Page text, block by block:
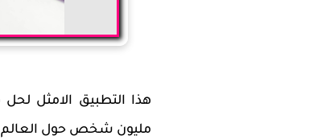
مليون شخص حول العالم